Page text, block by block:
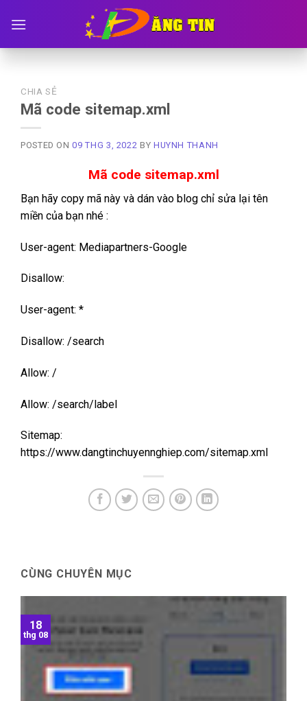
CHIA SẺ
Mã code sitemap.xml
POSTED ON09 THG 3, 2022BY HUYNH THANH
Mã code sitemap.xml
Bạn hãy copy mã này và dán vào blog chỉ sửa lại tên
miền của bạn nhé :
User-agent: Mediapartners-Google
Disallow:
User-agent: *
Disallow: /search
Allow: /
Allow: /search/label
Sitemap:
https://www.dangtinchuyennghiep.com/sitemap.xml
CÙNG CHUYÊN MỤC
18
thg 08